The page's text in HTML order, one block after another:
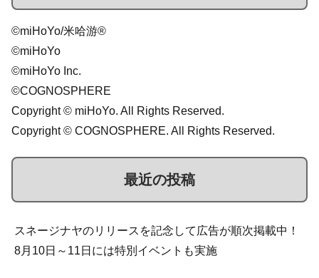
©miHoYo/米哈游®
©miHoYo
©miHoYo Inc.
©COGNOSPHERE
Copyright © miHoYo. All Rights Reserved.
Copyright © COGNOSPHERE. All Rights Reserved.
最近の投稿
スネージナヤのリリースを記念して広告が順次掲載中！
8月10日～11日には特別イベントも実施